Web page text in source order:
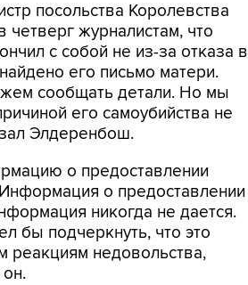
посольства Королевства
журналистам, что
с собой не из-за отказа в
его письмо матери.
сообщать детали. Но мы
его самоубийства не
Элдеренбош.
о предоставлении
о предоставлении
никогда не дается.
бы подчеркнуть, что это
реакциям недовольства,